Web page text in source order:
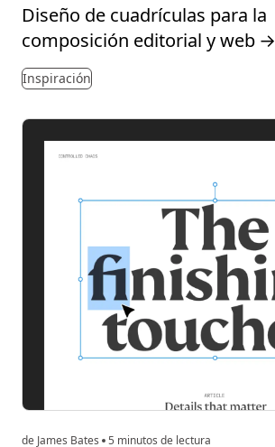
Diseño de cuadrículas para la
composición editorial y web →
Inspiración
de James Bates 5 minutos de lectura